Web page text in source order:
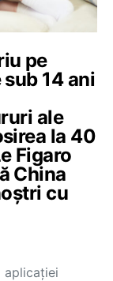
pe
14 ani
ale
la 40
Figaro
China
cu
aplicației